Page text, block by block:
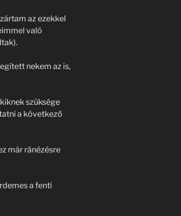
az ezekkel
való
nekem az is,
szüksége
a következő
már ránézésre
a fenti